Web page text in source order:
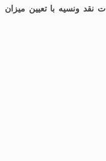
نقد ونسیه با تعیین میزان